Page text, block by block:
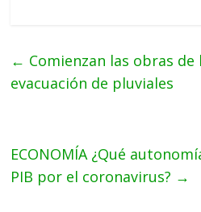
← Comienzan las obras de
evacuación de pluviales
ECONOMÍA ¿Qué
PIB por el coronavirus? →